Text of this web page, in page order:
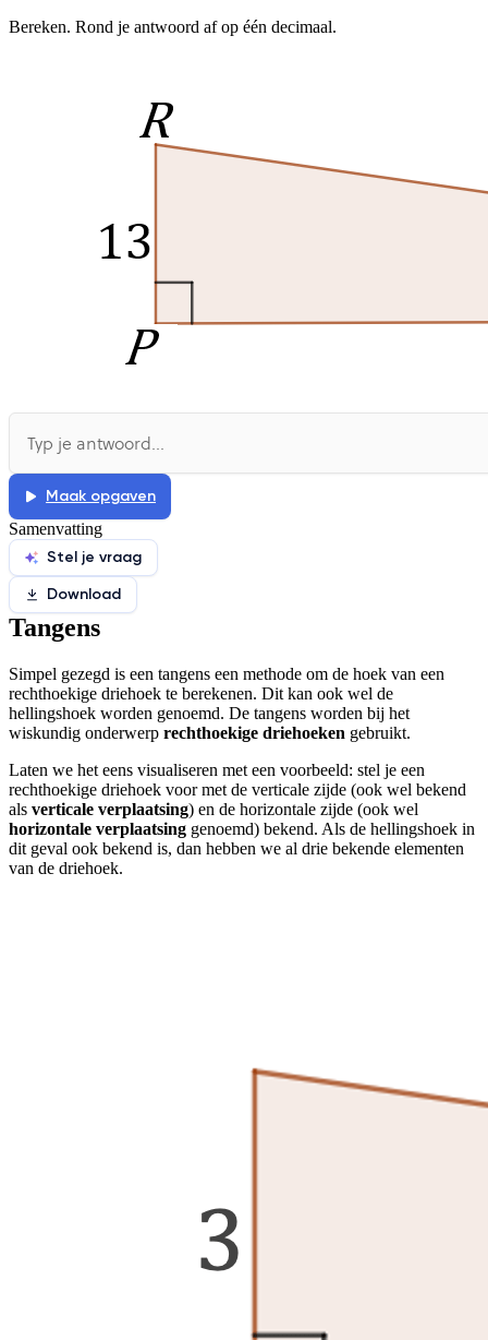
Bereken. Rond je antwoord af op één decimaal.
Maak opgaven
Samenvatting
Stel je vraag
Download
Tangens
Simpel gezegd is een tangens een methode om de hoek van een
rechthoekige driehoek te berekenen. Dit kan ook wel de
hellingshoek worden genoemd. De tangens worden bij het
wiskundig onderwerp rechthoekige driehoeken gebruikt.
Laten we het eens visualiseren met een voorbeeld: stel je een
rechthoekige driehoek voor met de verticale zijde (ook wel bekend
als verticale verplaatsing) en de horizontale zijde (ook wel
horizontale verplaatsing genoemd) bekend. Als de hellingshoek in
dit geval ook bekend is, dan hebben we al drie bekende elementen
van de driehoek.